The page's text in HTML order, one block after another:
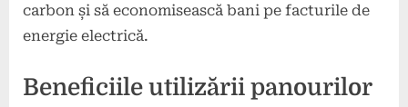
carbon și să economisească bani pe facturile de
energie electrică.
Beneficiile utilizării panourilor